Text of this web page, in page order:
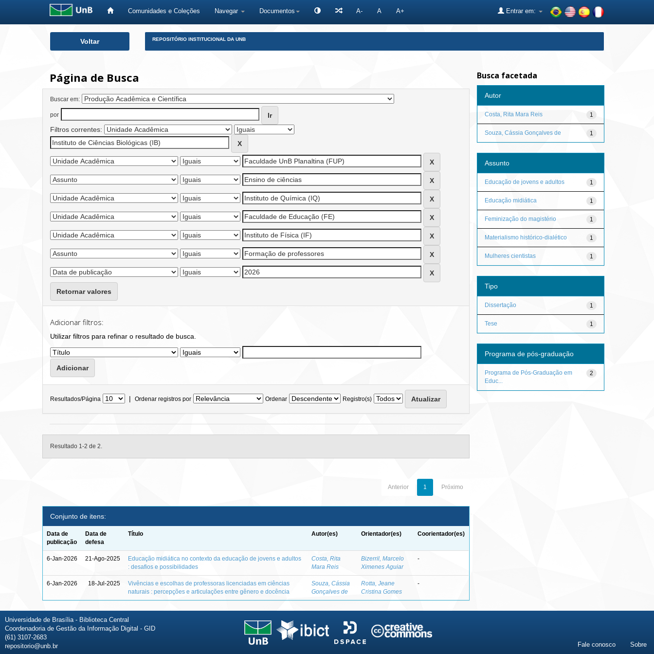
Comunidades e Coleções Navegar Documentos A- A A+ Entrar em:
Voltar REPOSITÓRIO INSTITUCIONAL DA UNB
Página de Busca
Buscar em:
por
Filtros correntes:
Retornar valores
Adicionar filtros:
Utilizar filtros para refinar o resultado de busca.
Resultados/Página | Ordenar registros por Ordenar Registro(s)
Resultado 1-2 de 2.
Anterior 1 Próximo
Conjunto de itens:
Data de
publicação
Data de
defesa
Título Autor(es) Orientador(es) Coorientador(es)
6-Jan-2026 21-Ago-2025
Educação midiática no contexto da educação de jovens e adultos
: desafios e possibilidades
Costa, Rita
Mara Reis
Bizerril, Marcelo
Ximenes Aguiar
-
6-Jan-2026 18-Jul-2025
Vivências e escolhas de professoras licenciadas em ciências
naturais : percepções e articulações entre gênero e docência
Souza, Cássia
Gonçalves de
Rotta, Jeane
Cristina Gomes
-
Busca facetada
Autor
1
Costa, Rita Mara Reis
1
Souza, Cássia Gonçalves de
Assunto
1
Educação de jovens e adultos
1
Educação midiática
1
Feminização do magistério
1
Materialismo histórico-dialético
1
Mulheres cientistas
Tipo
1
Dissertação
1
Tese
Programa de pós-graduação
2
Programa de Pós-Graduação em
Educ...
Universidade de Brasília - Biblioteca Central
Coordenadoria de Gestão da Informação Digital - GID
(61) 3107-2683
repositorio@unb.br
Fale conosco Sobre